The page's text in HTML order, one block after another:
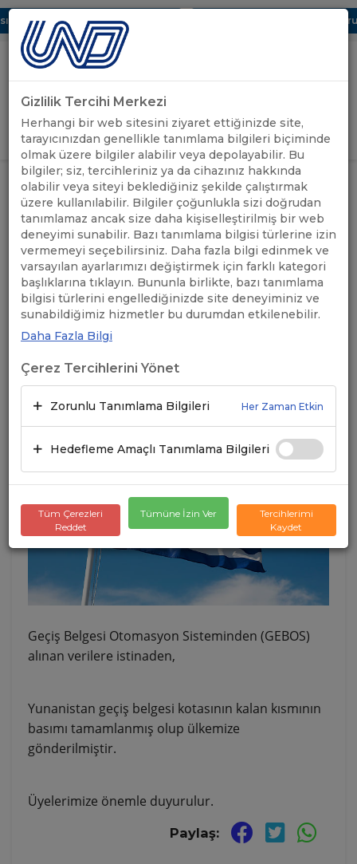
Dijital UBAK Bölümü Hakkında UND, Yunanistan Vize
Uluslararası Nakliyeciler Derneği
GİRİŞ YAP
ANASAYFA /
ÖNEMLİ
DUYURULAR
/
YUNANİSTAN GEÇİŞ
BELGELERİNİN KALAN KISMI
ÜLKEMİZE GÖNDERİLMİŞTİR
YUNANİSTAN GEÇİŞ
BELGELERİNİN KALAN KISMI
ÜLKEMİZE
GÖNDERİLMİŞTİR
Geçiş Belgesi Otomasyon Sisteminden (GEBOS)
alınan verilere istinaden,
Yunanistan geçiş belgesi kotasının kalan kısmının
basımı tamamlanmış olup ülkemize
gönderilmiştir.
Üyelerimize önemle duyurulur.
Paylaş:
Gizlilik Tercihi Merkezi
Herhangi bir web sitesini ziyaret ettiğinizde site,
tarayıcınızdan genellikle tanımlama bilgileri biçiminde
olmak üzere bilgiler alabilir veya depolayabilir. Bu
bilgiler; siz, tercihleriniz ya da cihazınız hakkında
olabilir veya siteyi beklediğiniz şekilde çalıştırmak
üzere kullanılabilir. Bilgiler çoğunlukla sizi doğrudan
tanımlamaz ancak size daha kişiselleştirilmiş bir web
deneyimi sunabilir. Bazı tanımlama bilgisi türlerine izin
vermemeyi seçebilirsiniz. Daha fazla bilgi edinmek ve
varsayılan ayarlarımızı değiştirmek için farklı kategori
başlıklarına tıklayın. Bununla birlikte, bazı tanımlama
bilgisi türlerini engellediğinizde site deneyiminiz ve
sunabildiğimiz hizmetler bu durumdan etkilenebilir.
Daha Fazla Bilgi
Çerez Tercihlerini Yönet
Zorunlu Tanımlama Bilgileri Her Zaman Etkin
Hedefleme Amaçlı Tanımlama Bilgileri
Tüm Çerezleri
Reddet
Tümüne İzin Ver
Tercihlerimi
Kaydet